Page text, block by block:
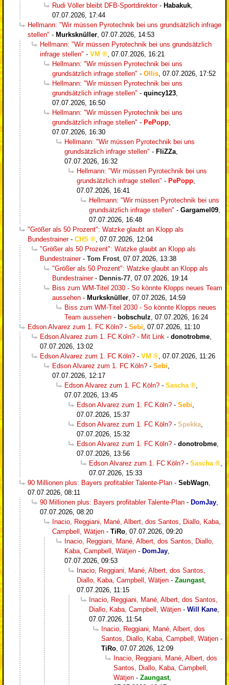
Rudi Völler bleibt DFB-Sportdirektor- Habakuk
07.07.2026, 17:44
Hellmann: "Wir müssen Pyrotechnik bei uns grundsätzlich infrage
stellen" - Murksknüller 07.07.2026, 14:53
Hellmann: "Wir müssen Pyrotechnik bei uns grundsätzlich
infrage stellen" - VM
07.07.2026, 16:21
Hellmann: "Wir müssen Pyrotechnik bei uns
grundsätzlich infrage stellen" - Ollis 07.07.2026, 17:52
Hellmann: "Wir müssen Pyrotechnik bei uns
grundsätzlich infrage stellen" - quincy123
07.07.2026, 16:50
Hellmann: "Wir müssen Pyrotechnik bei uns
grundsätzlich infrage stellen" - PePopp
07.07.2026, 16:30
Hellmann: "Wir müssen Pyrotechnik bei uns
grundsätzlich infrage stellen" - FliZZa
07.07.2026, 16:32
Hellmann: "Wir müssen Pyrotechnik bei uns
grundsätzlich infrage stellen" - PePopp
07.07.2026, 16:41
Hellmann: "Wir müssen Pyrotechnik bei uns
grundsätzlich infrage stellen" - Gargamel09
07.07.2026, 16:48
"Größer als 50 Prozent": Watzke glaubt an Klopp als
Bundestrainer- CHS
07.07.2026, 12:04
"Größer als 50 Prozent": Watzke glaubt an Klopp als
Bundestrainer- Tom Frost 07.07.2026, 13:38
"Größer als 50 Prozent": Watzke glaubt an Klopp als
Bundestrainer- Dennis-77 07.07.2026, 19:14
Biss zum WM-Titel 2030 - So könnte Klopps neues Team
aussehen - Murksknüller 07.07.2026, 14:59
Biss zum WM-Titel 2030 - So könnte Klopps neues
Team aussehen - bobschulz 07.07.2026, 16:24
Edson Alvarez zum 1. FC Köln? - Sebi 07.07.2026, 11:10
Edson Alvarez zum 1. FC Köln? - Mit Link - donotrobme
07.07.2026, 13:02
Edson Alvarez zum 1. FC Köln? - VM
07.07.2026, 11:26
Edson Alvarez zum 1. FC Köln? - Sebi
07.07.2026, 12:17
Edson Alvarez zum 1. FC Köln? - Sascha
07.07.2026, 13:45
Edson Alvarez zum 1. FC Köln? - Sebi
07.07.2026, 15:37
Edson Alvarez zum 1. FC Köln? - Spekka
07.07.2026, 15:32
Edson Alvarez zum 1. FC Köln? - donotrobme
07.07.2026, 13:56
Edson Alvarez zum 1. FC Köln? - Sascha
07.07.2026, 15:33
90 Millionen plus: Bayers profitabler Talente-Plan - SebWagn
07.07.2026, 08:11
90 Millionen plus: Bayers profitabler Talente-Plan - DomJay
07.07.2026, 08:20
Inacio, Reggiani, Mané, Albert, dos Santos, Diallo, Kaba,
Campbell, Wätjen - TiRo 07.07.2026, 09:20
Inacio, Reggiani, Mané, Albert, dos Santos, Diallo,
Kaba, Campbell, Wätjen - DomJay
07.07.2026, 09:53
Inacio, Reggiani, Mané, Albert, dos Santos,
Diallo, Kaba, Campbell, Wätjen - Zaungast,
07.07.2026, 11:15
Inacio, Reggiani, Mané, Albert, dos Santos,
Diallo, Kaba, Campbell, Wätjen - Will Kane
07.07.2026, 11:54
Inacio, Reggiani, Mané, Albert, dos
Santos, Diallo, Kaba, Campbell, Wätjen -
TiRo 07.07.2026, 12:09
Inacio, Reggiani, Mané, Albert, dos
Santos, Diallo, Kaba, Campbell,
Wätjen - Zaungast,